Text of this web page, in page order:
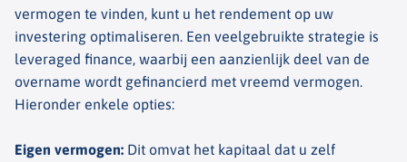
vermogen te vinden, kunt u het rendement op uw
investering optimaliseren. Een veelgebruikte strategie is
leveraged finance, waarbij een aanzienlijk deel van de
overname wordt gefinancierd met vreemd vermogen.
Hieronder enkele opties:
Eigen vermogen: Dit omvat het kapitaal dat u zelf